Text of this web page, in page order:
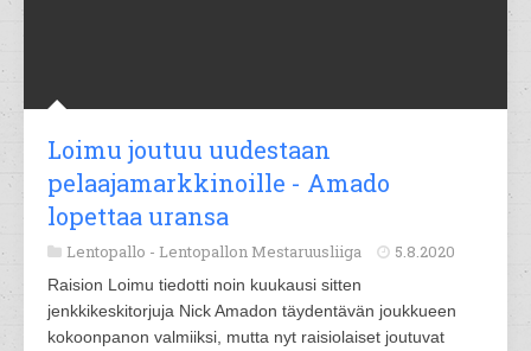
Loimu joutuu uudestaan
pelaajamarkkinoille - Amado
lopettaa uransa
Lentopallo - Lentopallon Mestaruusliiga 5.8.2020
Raision Loimu tiedotti noin kuukausi sitten
jenkkikeskitorjuja Nick Amadon täydentävän joukkueen
kokoonpanon valmiiksi, mutta nyt raisiolaiset joutuvat